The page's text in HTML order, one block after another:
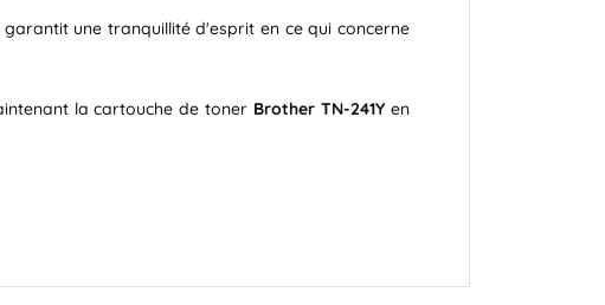
garantit une tranquillité d'esprit en ce qui concerne
la cartouche de toner Brother TN-241Y en